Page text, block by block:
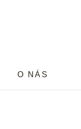
O NÁS